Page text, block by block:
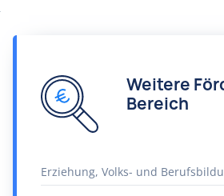
Weitere
Bereich